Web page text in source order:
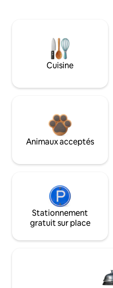
Cuisine
Animaux acceptés
Stationnement
gratuit sur place